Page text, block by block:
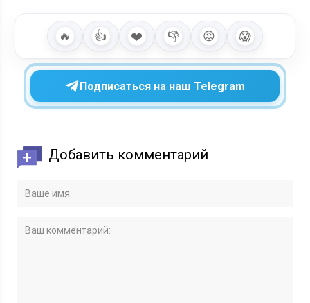
🔥 👍 ❤️ 👎 😡 😱
Подписаться на наш Telegram
Добавить комментарий